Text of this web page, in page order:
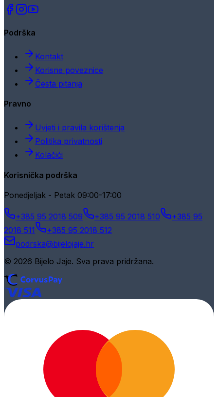
Podrška
Kontakt
Korisne poveznice
Česta pitanja
Pravno
Uvjeti i pravila korištenja
Politika privatnosti
Kolačići
Korisnička podrška
Ponedjeljak - Petak 09:00-17:00
+385 95 2018 509 +385 95 2018 510
+385 95
2018 511
+385 95 2018 512
podrska@bijelojaje.hr
© 2026 Bijelo Jaje. Sva prava pridržana.